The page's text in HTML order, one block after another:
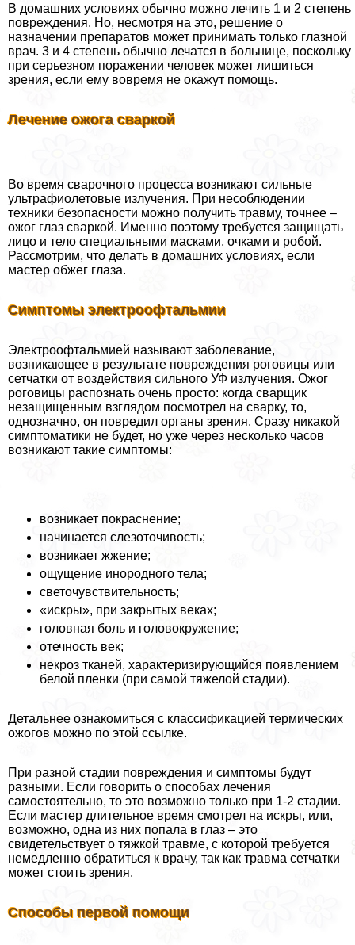
В домашних условиях обычно можно лечить 1 и 2 степень
повреждения. Но, несмотря на это, решение о
назначении препаратов может принимать только глазной
врач. 3 и 4 степень обычно лечатся в больнице, поскольку
при серьезном поражении человек может лишиться
зрения, если ему вовремя не окажут помощь.
Лечение ожога сваркой
Во время сварочного процесса возникают сильные
ультрафиолетовые излучения. При несоблюдении
техники безопасности можно получить травму, точнее –
ожог глаз сваркой. Именно поэтому требуется защищать
лицо и тело специальными масками, очками и робой.
Рассмотрим, что делать в домашних условиях, если
мастер обжег глаза.
Симптомы электроофтальмии
Электроофтальмией называют заболевание,
возникающее в результате повреждения роговицы или
сетчатки от воздействия сильного УФ излучения. Ожог
роговицы распознать очень просто: когда сварщик
незащищенным взглядом посмотрел на сварку, то,
однозначно, он повредил органы зрения. Сразу никакой
симптоматики не будет, но уже через несколько часов
возникают такие симптомы:
возникает покраснение;
начинается слезоточивость;
возникает жжение;
ощущение инородного тела;
светочувствительность;
«искры», при закрытых веках;
головная боль и головокружение;
отечность век;
некроз тканей, хаpaктеризирующийся появлением
белой пленки (при самой тяжелой стадии).
Детальнее ознакомиться с классификацией термических
ожогов можно по этой ссылке.
При разной стадии повреждения и симптомы будут
разными. Если говорить о способах лечения
самостоятельно, то это возможно только при 1-2 стадии.
Если мастер длительное время смотрел на искры, или,
возможно, одна из них попала в глаз – это
свидетельствует о тяжкой травме, с которой требуется
немедленно обратиться к врачу, так как травма сетчатки
может стоить зрения.
Способы первой помощи